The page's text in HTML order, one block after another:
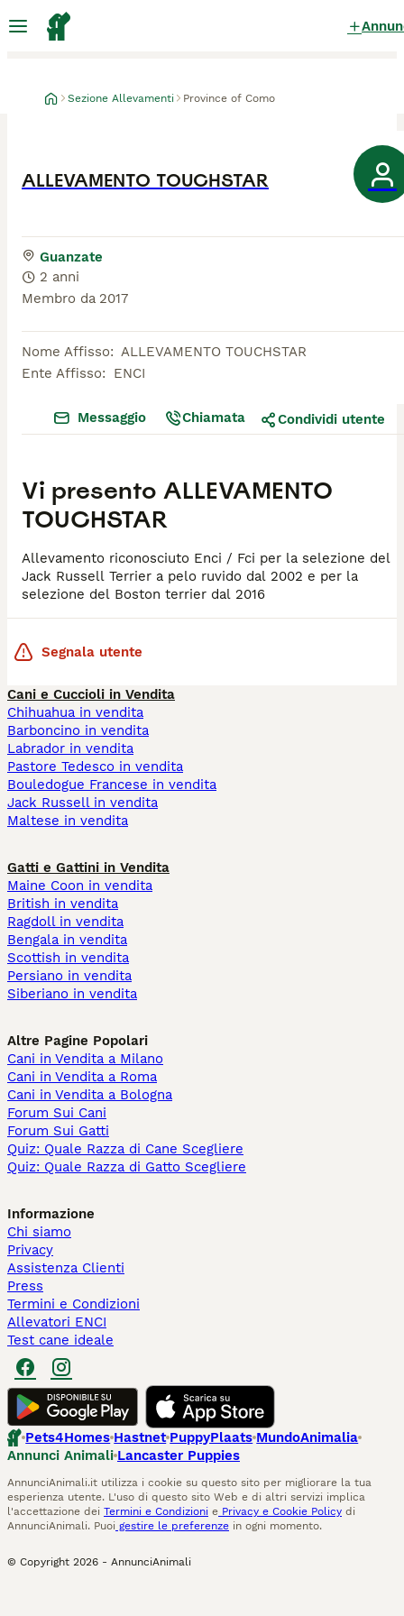
Sezione Allevamenti Province of Como
ALLEVAMENTO TOUCHSTAR
Guanzate
2 anni
Membro da 2017
Nome Affisso: ALLEVAMENTO TOUCHSTAR
Ente Affisso: ENCI
Vi presento ALLEVAMENTO
TOUCHSTAR
Messaggio Chiamata Condividi utente
Allevamento riconosciuto Enci / Fci per la selezione del
Jack Russell Terrier a pelo ruvido dal 2002 e per la
selezione del Boston terrier dal 2016
Segnala utente
Cani e Cuccioli in Vendita
Chihuahua in vendita
Barboncino in vendita
Labrador in vendita
Pastore Tedesco in vendita
Bouledogue Francese in vendita
Jack Russell in vendita
Maltese in vendita
Gatti e Gattini in Vendita
Maine Coon in vendita
British in vendita
Ragdoll in vendita
Bengala in vendita
Scottish in vendita
Persiano in vendita
Siberiano in vendita
Altre Pagine Popolari
Cani in Vendita a Milano
Cani in Vendita a Roma
Cani in Vendita a Bologna
Forum Sui Cani
Forum Sui Gatti
Quiz: Quale Razza di Cane Scegliere
Quiz: Quale Razza di Gatto Scegliere
Informazione
Chi siamo
Privacy
Assistenza Clienti
Press
Termini e Condizioni
Allevatori ENCI
Test cane ideale
Pets4Homes Hastnet PuppyPlaats MundoAnimalia
Annunci Animali Lancaster Puppies
AnnunciAnimali.it utilizza i cookie su questo sito per migliorare la tua
esperienza utente. L'uso di questo sito Web e di altri servizi implica
l'accettazione dei Termini e Condizioni e Privacy e Cookie Policy di
AnnunciAnimali. Puoi gestire le preferenze in ogni momento.
© Copyright 2026 - AnnunciAnimali